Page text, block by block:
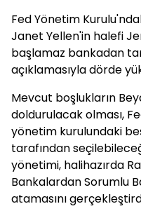
Fed Yönetim
Janet Yellen'in halefi
başlamaz bankadan
açıklamasıyla dörde
Mevcut boşlukların
doldurulacak olması,
yönetim kurulundaki
tarafından
yönetimi, halihazırda
Bankalardan Sorumlu
atamasını